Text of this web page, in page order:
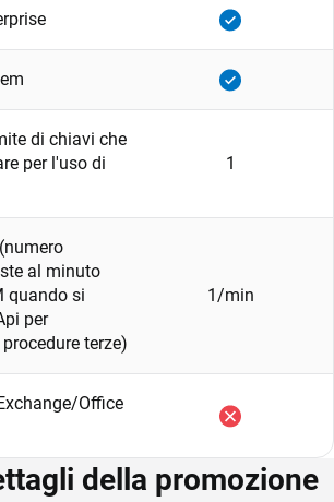
di chiavi che
per l'uso di
1
al minuto
quando si
per
terze)
1/min
Office
della promozione